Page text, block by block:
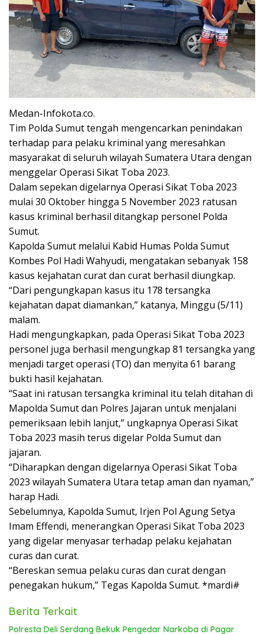
Medan-Infokota.co.
Tim Polda Sumut tengah mengencarkan penindakan
terhadap para pelaku kriminal yang meresahkan
masyarakat di seluruh wilayah Sumatera Utara dengan
menggelar Operasi Sikat Toba 2023.
Dalam sepekan digelarnya Operasi Sikat Toba 2023
mulai 30 Oktober hingga 5 November 2023 ratusan
kasus kriminal berhasil ditangkap personel Polda
Sumut.
Kapolda Sumut melalui Kabid Humas Polda Sumut
Kombes Pol Hadi Wahyudi, mengatakan sebanyak 158
kasus kejahatan curat dan curat berhasil diungkap.
“Dari pengungkapan kasus itu 178 tersangka
kejahatan dapat diamankan,” katanya, Minggu (5/11)
malam.
Hadi mengungkapkan, pada Operasi Sikat Toba 2023
personel juga berhasil mengungkap 81 tersangka yang
menjadi target operasi (TO) dan menyita 61 barang
bukti hasil kejahatan.
“Saat ini ratusan tersangka kriminal itu telah ditahan di
Mapolda Sumut dan Polres Jajaran untuk menjalani
pemeriksaan lebih lanjut,” ungkapnya Operasi Sikat
Toba 2023 masih terus digelar Polda Sumut dan
jajaran.
“Diharapkan dengan digelarnya Operasi Sikat Toba
2023 wilayah Sumatera Utara tetap aman dan nyaman,”
harap Hadi.
Sebelumnya, Kapolda Sumut, Irjen Pol Agung Setya
Imam Effendi, menerangkan Operasi Sikat Toba 2023
yang digelar menyasar terhadap pelaku kejahatan
curas dan curat.
“Bereskan semua pelaku curas dan curat dengan
penegakan hukum,” Tegas Kapolda Sumut. *mardi#
Berita Terkait
Polresta Deli Serdang Bekuk Pengedar Narkoba di Pagar